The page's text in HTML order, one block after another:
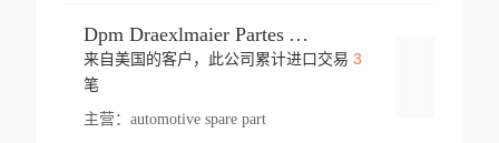
Dpm Draexlmaier Partes Automotrices Corr Ind Huejotzingo
来自美国的客户，此公司累计进口交易 3
笔
主营： automotive spare part